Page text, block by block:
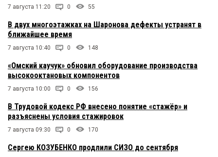
7 августа 11:20 0 55
В двух многоэтажках на Шаронова дефекты устранят в
ближайшее время
7 августа 10:40 0 148
«Омский каучук» обновил оборудование производства
высокооктановых компонентов
7 августа 10:00 0 156
В Трудовой кодекс РФ внесено понятие «стажёр» и
разъяснены условия стажировок
7 августа 09:30 0 170
Сергею КОЗУБЕНКО продлили СИЗО до сентября